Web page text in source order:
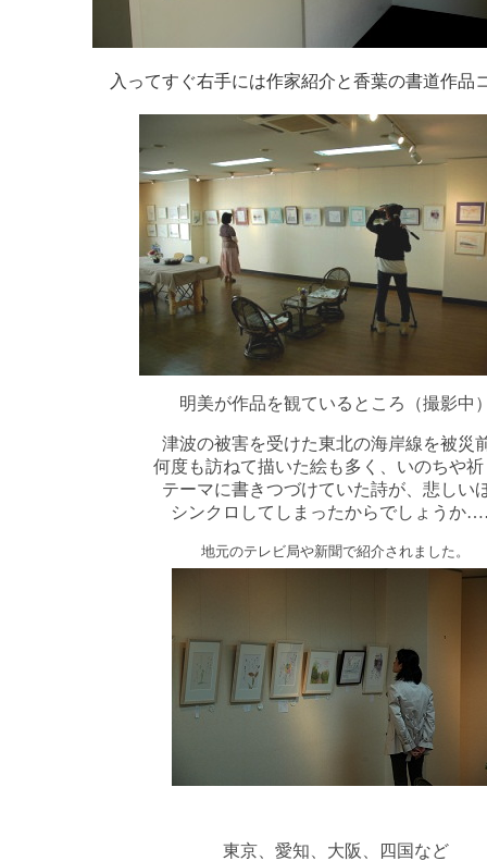
入ってすぐ右手には作家紹介と香葉の書道作品
明美が作品を観ているところ（撮影中
津波の被害を受けた東北の海岸線を被災
何度も訪ねて描いた絵も多く、いのちや祈
テーマに書きつづけていた詩が、悲しい
シンクロしてしまったからでしょうか
地元のテレビ局や新聞で紹介されました。
東京、愛知、大阪、四国など